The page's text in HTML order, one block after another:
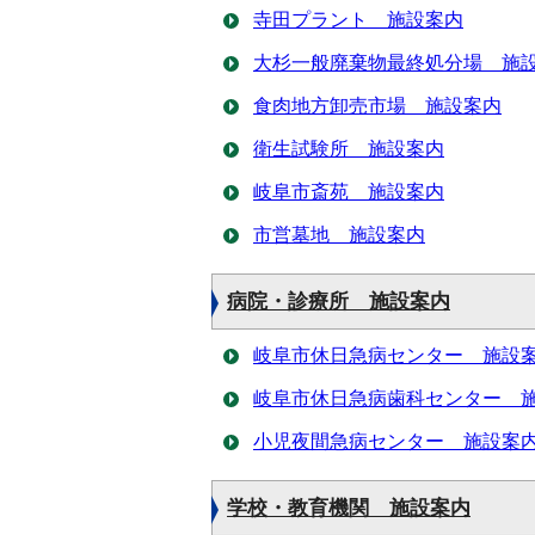
寺田プラント 施設案内
大杉一般廃棄物最終処分場 施
食肉地方卸売市場 施設案内
衛生試験所 施設案内
岐阜市斎苑 施設案内
市営墓地 施設案内
病院・診療所 施設案内
岐阜市休日急病センター 施設
岐阜市休日急病歯科センター
小児夜間急病センター 施設案
学校・教育機関 施設案内